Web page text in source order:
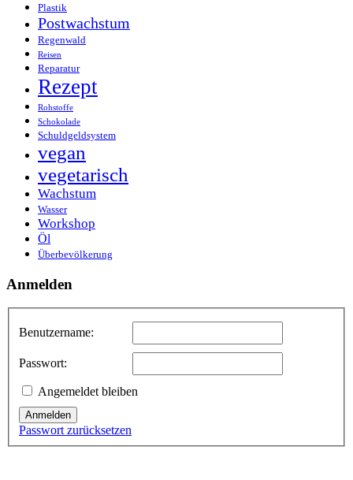
Plastik
Postwachstum
Regenwald
Reisen
Reparatur
Rezept
Rohstoffe
Schokolade
Schuldgeldsystem
vegan
vegetarisch
Wachstum
Wasser
Workshop
Öl
Überbevölkerung
Anmelden
Benutzername:
Passwort:
Angemeldet bleiben
Anmelden
Passwort zurücksetzen